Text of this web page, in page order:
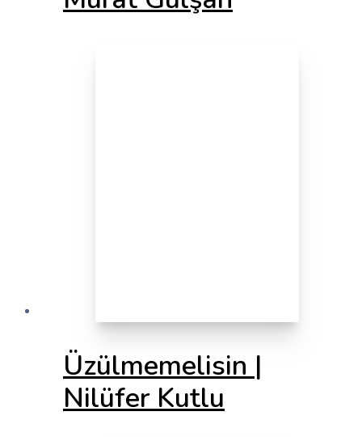
Üzülmemelisin |
Nilüfer Kutlu